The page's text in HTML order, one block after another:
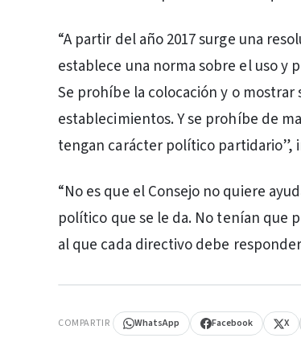
“A partir del año 2017 surge una
establece una norma sobre el uso y
Se prohíbe la colocación y o
establecimientos. Y se prohíbe de
tengan carácter político partidario”,
“No es que el Consejo no quiere
político que se le da. No tenían que
al que cada directivo debe
COMPARTIR WhatsApp Facebook X